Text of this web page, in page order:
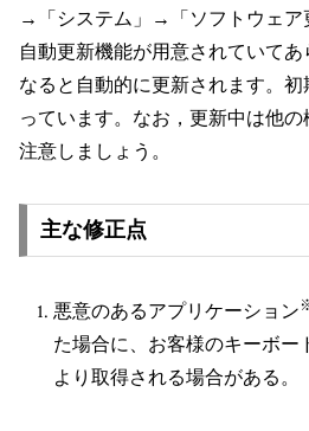
→「システム」→「ソフトウェア
自動更新機能が用意されていて
なると自動的に更新されます。
っています。なお，更新中は他
注意しましょう。
主な修正点
悪意のあるアプリケーション
た場合に、お客様のキーボー
より取得される場合がある。